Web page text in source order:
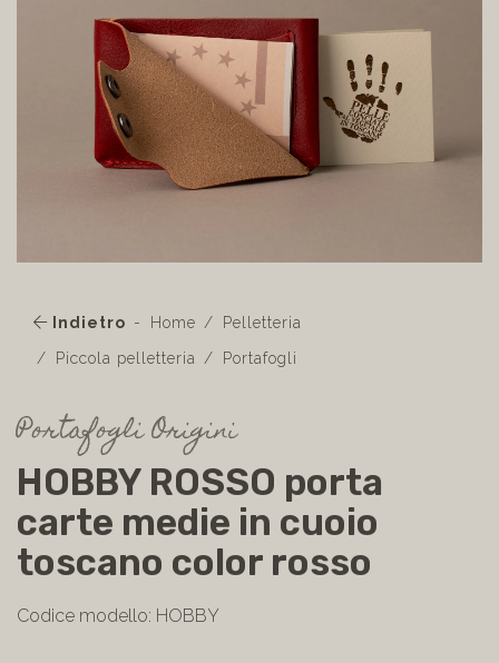
Indietro Home
Pelletteria
Piccola pelletteria
Portafogli
Portafogli Origini
HOBBY ROSSO porta
carte medie in cuoio
toscano color rosso
Codice modello: HOBBY